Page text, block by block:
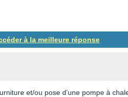
à la meilleure réponse
et/ou pose d'une pompe à